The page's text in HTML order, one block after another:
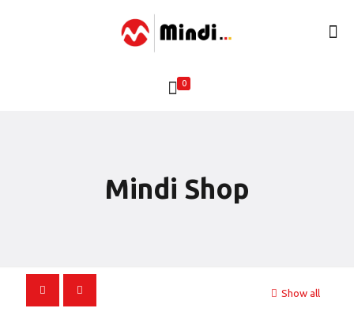
0
Mindi Shop
Show all